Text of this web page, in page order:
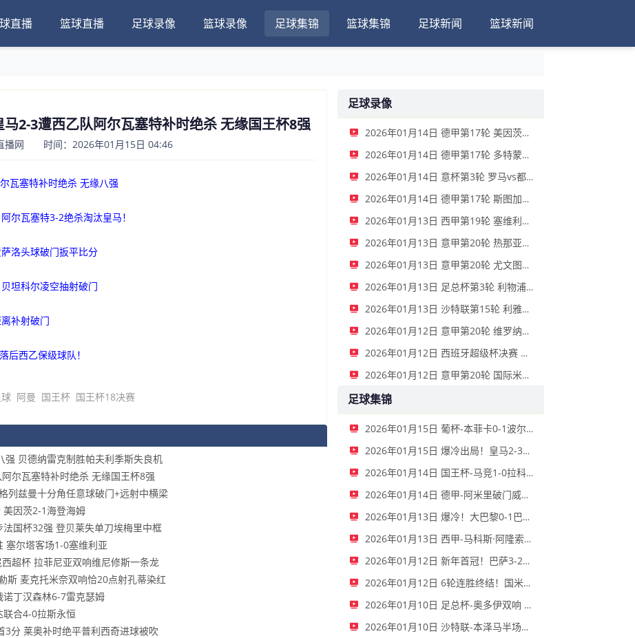
直播 篮球直播 足球录像 篮球录像 足球集锦 篮球集锦 足球新闻 篮球新闻
2-3遭西乙队阿尔瓦塞特补时绝杀 无缘国王杯8强
播网 时间：2026年01月15日 04:46
瓦塞特补时绝杀 无缘八强
尔瓦塞特3-2绝杀淘汰皇马！
洛头球破门扳平比分
坦科尔凌空抽射破门
补射破门
后西乙保级球队！
阿曼 国王杯 国王杯18决赛
贝德纳雷克制胜帕夫利季斯失良机
尔瓦塞特补时绝杀 无缘国王杯8强
列兹曼十分角任意球破门+远射中横梁
因茨2-1海登海姆
国杯32强 登贝莱失单刀埃梅里中框
塞尔塔客场1-0塞维利亚
超杯 拉菲尼亚双响维尼修斯一条龙
斯 麦克托米奈双响恰20点射孔蒂染红
丁汉森林6-7雷克瑟姆
合4-0拉斯永恒
分 莱奥补时绝平普利西奇进球被吹
足球录像
2026年01月14日 德甲第17轮 美因茨vs海登海姆 全场录像
2026年01月14日 德甲第17轮 多特蒙德vs不莱梅 全场录像
2026年01月14日 意杯第3轮 罗马vs都灵 全场录像
2026年01月14日 德甲第17轮 斯图加特vs法兰克福 全场录像
2026年01月13日 西甲第19轮 塞维利亚vs塞尔塔 全场录像
2026年01月13日 意甲第20轮 热那亚vs卡利亚里 全场录像
2026年01月13日 意甲第20轮 尤文图斯vs克雷莫内塞 全场录像
2026年01月13日 足总杯第3轮 利物浦vs巴恩斯利 全场录像
2026年01月13日 沙特联第15轮 利雅得新月vs利雅得胜利 全场录像
2026年01月12日 意甲第20轮 维罗纳vs拉齐奥 全场录像
2026年01月12日 西班牙超级杯决赛 巴塞罗那vs皇家马德里 全场录像
2026年01月12日 意甲第20轮 国际米兰vs那不勒斯 全场录像
足球集锦
2026年01月15日 葡杯-本菲卡0-1波尔图止步八强 贝德纳雷克制胜帕夫利季斯失良机
2026年01月15日 爆冷出局！皇马2-3遭西乙队阿尔瓦塞特补时绝杀 无缘国王杯8强
2026年01月14日 国王杯-马竞1-0拉科鲁尼亚 格列兹曼十分角任意球破门+远射中横梁
2026年01月14日 德甲-阿米里破门威德默建功 美因茨2-1海登海姆
2026年01月13日 爆冷！大巴黎0-1巴黎FC止步法国杯32强 登贝莱失单刀埃梅里中框
2026年01月13日 西甲-马科斯·阿隆索点射制胜 塞尔塔客场1-0塞维利亚
2026年01月12日 新年首冠！巴萨3-2皇马卫冕西超杯 拉菲尼亚双响维尼修斯一条龙
2026年01月12日 6轮连胜终结！国米2-2那不勒斯 麦克托米奈双响恰20点射孔蒂染红
2026年01月10日 足总杯-奥多伊双响 点球大战诺丁汉森林6-7雷克瑟姆
2026年01月10日 沙特联-本泽马半场戴帽 吉达联合4-0拉斯永恒